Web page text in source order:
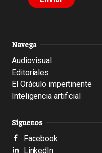
Navega
Audiovisual
Editoriales
El Oráculo impertinente
Inteligencia artificial
Síguenos
Facebook
LinkedIn